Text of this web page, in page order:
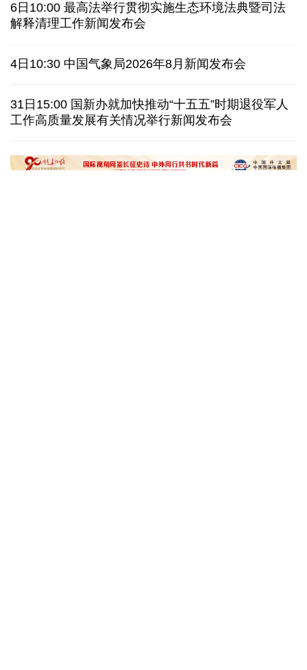
特朗普再签行政令 禁止“生育旅游”收紧“出生公民权”
伊朗拟禁止敌对方通行霍尔木兹海峡 对违规者重罚
美参议院委员会投票认定传染病专家福奇藐视国会
6日10:00 最高法举行贯彻实施生态环境法典暨司法
解释清理工作新闻发布会
4日10:30 中国气象局2026年8月新闻发布会
31日15:00 国新办就加快推动“十五五”时期退役军人
工作高质量发展有关情况举行新闻发布会